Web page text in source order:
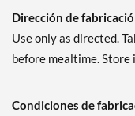
Dirección de
Use only as directed.
before mealtime. Store
Condiciones de